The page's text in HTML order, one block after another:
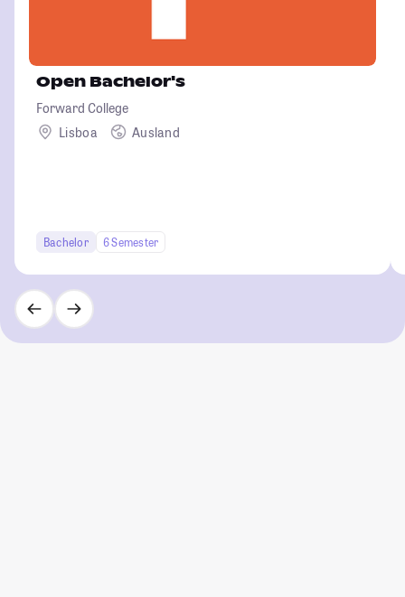
Open Bachelor's
Forward College
Lisboa
Ausland
Bachelor 6 Semester